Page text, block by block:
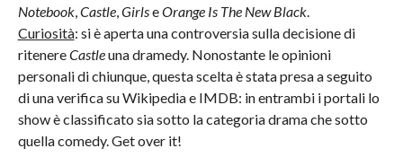
Notebook,Castle,GirlseOrange Is The New Black.
Curiosità: si è aperta una controversia sulla decisione di
ritenereCastleuna dramedy. Nonostante le opinioni
personali di chiunque, questa scelta è stata presa a seguito
di una verifica su Wikipedia e IMDB: in entrambi i portali lo
show è classificato sia sotto la categoria drama che sotto
quella comedy. Get over it!